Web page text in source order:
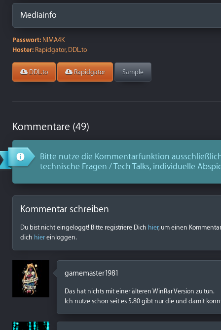
Mediainfo
Passwort: NIMA4K
Hoster: Rapidgator, DDL.to
DDL.to Rapidgator Sample
Kommentare (49)
Bitte nutze die Kommentarfunktion
technische Fragen / Tech Talks, individuelle
Kommentar schreiben
Du bist nicht eingeloggt! Bitte registriere Dich hier, um einen
dich hiereinloggen.
gamemaster1981
Das hat nichts mit einer älteren WinRar Version zu tun.
Ich nutze schon seit es 5.80 gibt nur die und damit